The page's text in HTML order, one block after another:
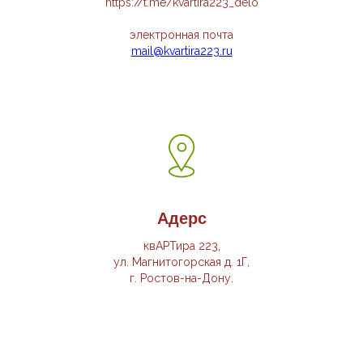
электронная почта
mail@kvartira223.ru
Адерс
квАРТира 223,
ул. Магнитогорская д. 1Г,
г. Ростов-на-Дону.